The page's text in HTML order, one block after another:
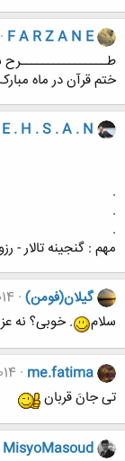
F A R Z A N E
ختم قرآن در ماه مبارک
E . H . S . A . N
.
.
.
مهم : گنجینه تالار -
گیلان(فومن)
سلام
. خوبی؟ نه
me.fatima
تی جانَ قربان
MisyoMasoud